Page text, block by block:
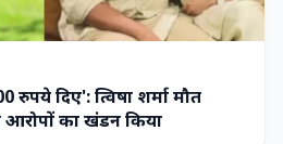
दिए': त्विषा शर्मा मौत
का खंडन किया